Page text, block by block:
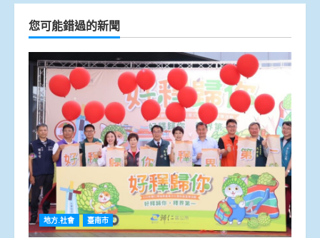
您可能錯過的新聞
地方.社會 臺南市